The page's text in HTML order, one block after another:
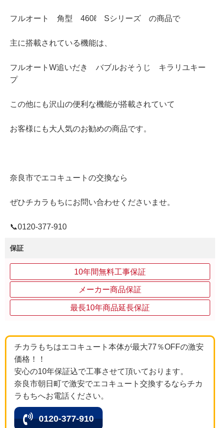
フルオート 角型 460ℓ Sシリーズ の商品で
主に搭載されている機能は、
フルオートW追いだき バブルおそうじ キラリユキー
プ
この他にも沢山の便利な機能が搭載されていて
お客様にも大人気のお勧めの商品です。
奈良市でエコキュートの交換なら
ぜひチカラもちにお問い合わせくださいませ。
📞0120‐377‐910
保証
10年間無料工事保証
メーカー商品保証
最長10年商品延長保証
チカラもちはエコキュート本体が最大77％OFFの激安
価格！！
安心の10年保証込で工事させて頂いております。
奈良市朝日町で激安でエコキュート交換するならチカ
ラもちへお電話ください。
0120-377-910